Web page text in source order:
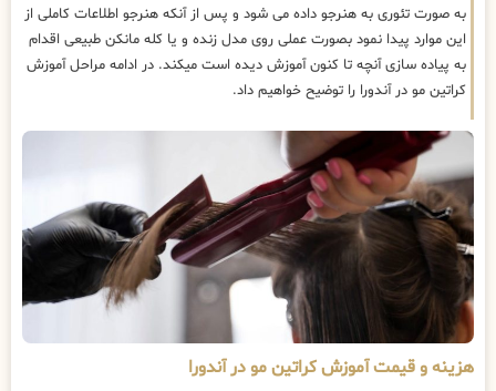
به صورت تئوری به هنرجو داده می شود و پس از آنکه هنرجو اطلاعات کاملی از
این موارد پیدا نمود بصورت عملی روی مدل زنده و یا کله مانکن طبیعی اقدام
به پیاده سازی آنچه تا کنون آموزش دیده است میکند. در ادامه مراحل آموزش
کراتین مو در آندورا را توضیح خواهیم داد.
هزینه و قیمت آموزش کراتین مو در آندورا